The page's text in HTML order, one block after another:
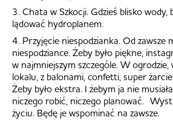
3. Chata w Szkocji. Gdzieś blisko wody,
lądować hydroplanem.
4. Przyjęcie niespodzianka. Od zawsze
niespodziance. Żeby było piękne,
w najmniejszym szczególe. W
lokalu, z balonami, confetti, super
Żeby było ekstra. I żebym ja nie
niczego robić, niczego planować.
życiu. Będę je wspominać na zawsze.